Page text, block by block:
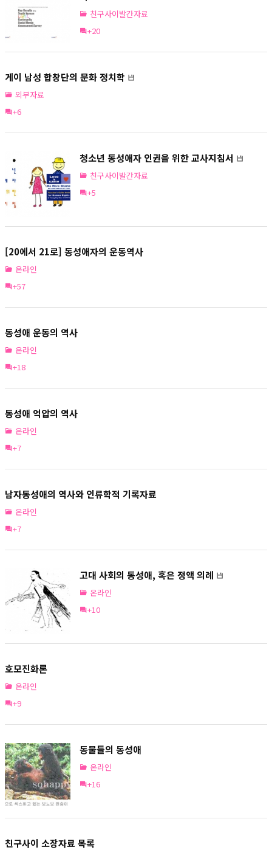
친구사이발간자료
+20
게이 남성 합창단의 문화 정치학
외부자료
+6
청소년 동성애자 인권을 위한 교사지침서
친구사이발간자료
+5
[20에서 21로] 동성애자의 운동역사
온라인
+57
동성애 운동의 역사
온라인
+18
동성애 억압의 역사
온라인
+7
남자동성애의 역사와 인류학적 기록자료
온라인
+7
고대 사회의 동성애, 혹은 정액 의례
온라인
+10
호모진화론
온라인
+9
동물들의 동성애
온라인
+16
친구사이 소장자료 목록